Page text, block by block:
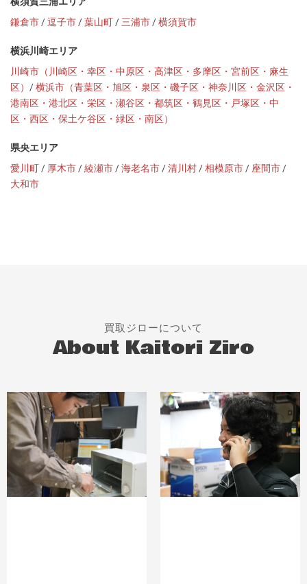
鎌倉市/逗子市/葉山町/三浦市/横須賀市
横浜川崎エリア
川崎市（川崎区・幸区・中原区・高津区・多摩区・宮前区・麻生
区） /横浜市（青葉区・旭区・泉区・磯子区・神奈川区・金沢区・
港南区・港北区・栄区・瀬谷区・都筑区・鶴見区・戸塚区・中
区・西区・保土ケ谷区・緑区・南区）
県央エリア
愛川町/ 厚木市/綾瀬市/海老名市/清川村/相模原市/ 座間市/
大和市
買取ジローについて
About Kaitori Ziro